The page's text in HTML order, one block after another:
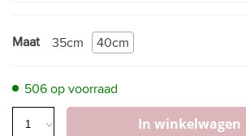
Maat 35cm 40cm
506 op voorraad
In winkelwagen